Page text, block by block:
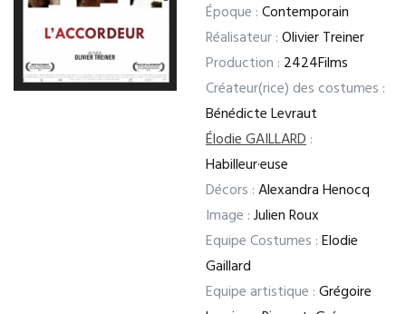
Époque :Contemporain
Réalisateur :Olivier Treiner
Production : 2424Films
Créateur(rice) des costumes :
Bénédicte Levraut
Élodie GAILLARD:
Habilleur·euse
Décors :Alexandra Henocq
Image :Julien Roux
Equipe Costumes :Elodie
Gaillard
Equipe artistique :Grégoire